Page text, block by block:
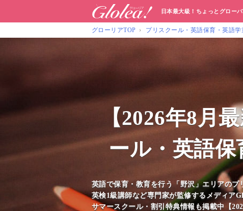
日本最大級！ちょっとグロー
グローリアTOP プリスクール・英語保育・英語学
【2026年8月
ール・英語
英語で保育・教育を行う「野沢」エリアの
英検1級講師など専門家が監修するメディア
サマースクール・割引特典情報も掲載中【